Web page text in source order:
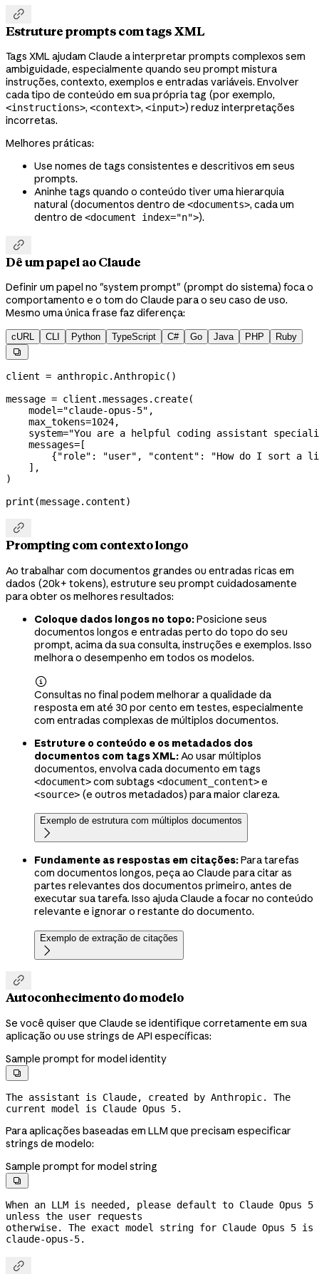

Estruture prompts com tags XML
Tags XML ajudam Claude a interpretar prompts complexos sem
ambiguidade, especialmente quando seu prompt mistura
instruções, contexto, exemplos e entradas variáveis. Envolver
cada tipo de conteúdo em sua própria tag (por exemplo,
<instructions>, <context>, <input>) reduz interpretações
incorretas.
Melhores práticas:
Use nomes de tags consistentes e descritivos em seus
prompts.
Aninhe tags quando o conteúdo tiver uma hierarquia
natural (documentos dentro de <documents>, cada um
dentro de <document index="n">).

Dê um papel ao Claude
Definir um papel no "system prompt" (prompt do sistema) foca o
comportamento e o tom do Claude para o seu caso de uso.
Mesmo uma única frase faz diferença:
cURL CLI Python TypeScript C# Go Java PHP Ruby

client = anthropic.Anthropic()
message = client.messages.create(
    model
="claude-opus-5" ,
    max_tokens
=1024,
    system
="You are a helpful coding assistant
    messages
= [
        {
"role" : "user" , "content" :
"How do I sort a
    ],
)
print (message.content)

Prompting com contexto longo
Ao trabalhar com documentos grandes ou entradas ricas em
dados (20k+ tokens), estruture seu prompt cuidadosamente
para obter os melhores resultados:
Coloque dados longos no topo:Posicione seus
documentos longos e entradas perto do topo do seu
prompt, acima da sua consulta, instruções e exemplos. Isso
melhora o desempenho em todos os modelos.

Consultas no final podem melhorar a qualidade da
resposta em até 30 por cento em testes, especialmente
com entradas complexas de múltiplos documentos.
Estruture o conteúdo e os metadados dos
documentos com tags XML:Ao usar múltiplos
documentos, envolva cada documento em tags
<document>com subtags <document_content>e
<source> (e outros metadados) para maior clareza.
Exemplo de estrutura com múltiplos documentos

Fundamente as respostas em citações:Para tarefas
com documentos longos, peça ao Claude para citar as
partes relevantes dos documentos primeiro, antes de
executar sua tarefa. Isso ajuda Claude a focar no conteúdo
relevante e ignorar o restante do documento.
Exemplo de extração de citações


Autoconhecimento do modelo
Se você quiser que Claude se identifique corretamente em sua
aplicação ou use strings de API específicas:
Sample prompt for model identity

The assistant is Claude, created by Anthropic. The
current model is Claude Opus 5.
Para aplicações baseadas em LLM que precisam especificar
strings de modelo:
Sample prompt for model string

When an LLM is needed, please default to Claude Opus 5
unless the user requests
claude-opus-5.
